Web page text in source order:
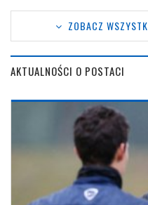
ZOBACZ
AKTUALNOŚCI O POSTACI